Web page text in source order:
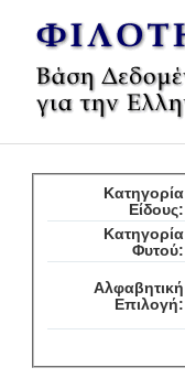
Κατηγορία
Είδους:
Κατηγορία
Φυτού:
Αλφαβητική
Επιλογή: